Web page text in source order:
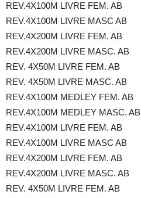
REV.4X100M LIVRE FEM. AB
REV.4X100M LIVRE MASC AB
REV.4X200M LIVRE FEM. AB
REV.4X200M LIVRE MASC. AB
REV. 4X50M LIVRE FEM. AB
REV. 4X50M LIVRE MASC. AB
REV.4X100M MEDLEY FEM. AB
REV.4X100M MEDLEY MASC. AB
REV.4X100M LIVRE FEM. AB
REV.4X100M LIVRE MASC AB
REV.4X200M LIVRE FEM. AB
REV.4X200M LIVRE MASC. AB
REV. 4X50M LIVRE FEM. AB